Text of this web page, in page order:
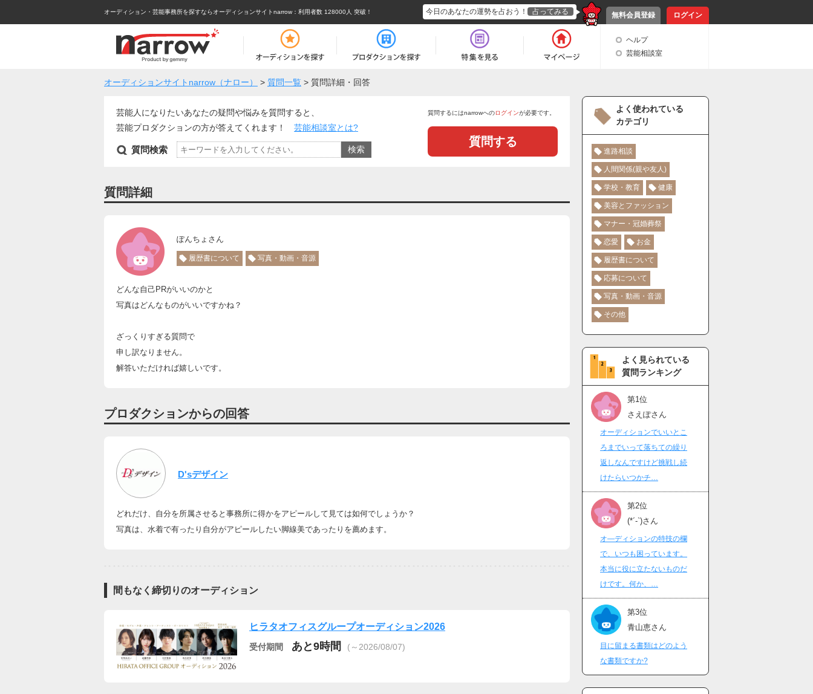
オーディション・芸能事務所を探すならオーディションサイトnarrow ：利用者数 128000人 突破！ 無料会員登録 ログイン
今日のあなたの運勢を占おう！ 占ってみる
ヘルプ
芸能相談室
オーディションサイトnarrow（ナロー） > 質問一覧 > 質問詳細・回答
芸能人になりたいあなたの疑問や悩みを質問すると、
芸能プロダクションの方が答えてくれます！ 芸能相談室とは?
質問検索
質問するにはnarrowへのログインが必要です。
質問する
質問詳細
ぽんちょさん
履歴書について 写真・動画・音源
どんな自己PRがいいのかと
写真はどんなものがいいですかね？
ざっくりすぎる質問で
申し訳なりません。
解答いただければ嬉しいです。
プロダクションからの回答
D'sデザイン
どれだけ、自分を所属させると事務所に得かをアピールして見ては如何でしょうか？
写真は、水着で有ったり自分がアピールしたい脚線美であったりを薦めます。
間もなく締切りのオーディション
ヒラタオフィスグループオーディション2026
受付期間 あと9時間 (～2026/08/07)
よく使われている
カテゴリ
進路相談
人間関係(親や友人)
学校・教育 健康
美容とファッション
マナー・冠婚葬祭
恋愛 お金
履歴書について
応募について
写真・動画・音源
その他
よく見られている
質問ランキング
第1位
さえぽさん
オーディションでいいとこ
ろまでいって落ちての繰り
返しなんですけど挑戦し続
けたらいつかチ…
第2位
(*´-`)さん
オ―ディションの特技の欄
で、いつも困っています。
本当に役に立たないものだ
けです。何か、…
第3位
青山恵さん
目に留まる書類はどのよう
な書類ですか?